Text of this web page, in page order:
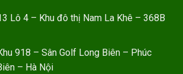
Lô 4 – Khu đô thị Nam La Khê – 368B
918 – Sân Golf Long Biên – Phúc
– Hà Nội